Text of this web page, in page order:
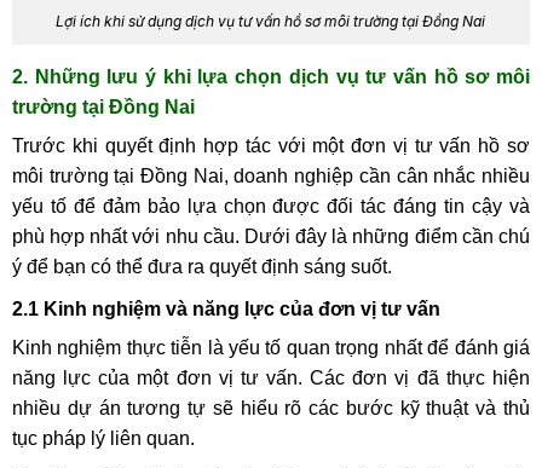
Lợi ích khi sử dụng dịch vụ tư vấn hồ sơ môi trường tại Đồng Nai
2. Những lưu ý khi lựa chọn dịch vụ tư vấn hồ sơ môi
trường tại Đồng Nai
Trước khi quyết định hợp tác với một đơn vị tư vấn hồ sơ
môi trường tại Đồng Nai, doanh nghiệp cần cân nhắc nhiều
yếu tố để đảm bảo lựa chọn được đối tác đáng tin cậy và
phù hợp nhất với nhu cầu. Dưới đây là những điểm cần chú
ý để bạn có thể đưa ra quyết định sáng suốt.
2.1 Kinh nghiệm và năng lực của đơn vị tư vấn
Kinh nghiệm thực tiễn là yếu tố quan trọng nhất để đánh giá
năng lực của một đơn vị tư vấn. Các đơn vị đã thực hiện
nhiều dự án tương tự sẽ hiểu rõ các bước kỹ thuật và thủ
tục pháp lý liên quan.